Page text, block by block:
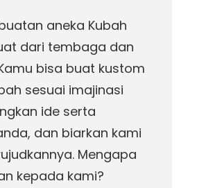
aneka Kubah
dari tembaga dan
bisa buat kustom
sesuai imajinasi
ide serta
dan biarkan kami
Mengapa
kepada kami?